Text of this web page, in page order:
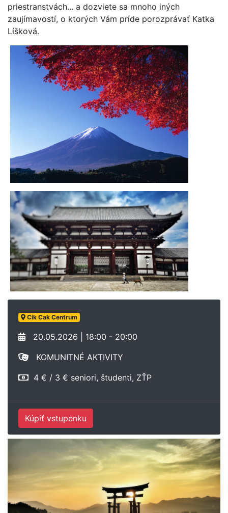
priestranstvách... a dozviete sa mnoho iných
zaujímavostí, o ktorých Vám príde porozprávať Katka
Líšková.
Cik Cak Centrum
20.05.2026 | 18:00 - 20:00
KOMUNITNÉ AKTIVITY
4 € / 3 € seniori, študenti, ZŤP
Kúpiť vstupenku